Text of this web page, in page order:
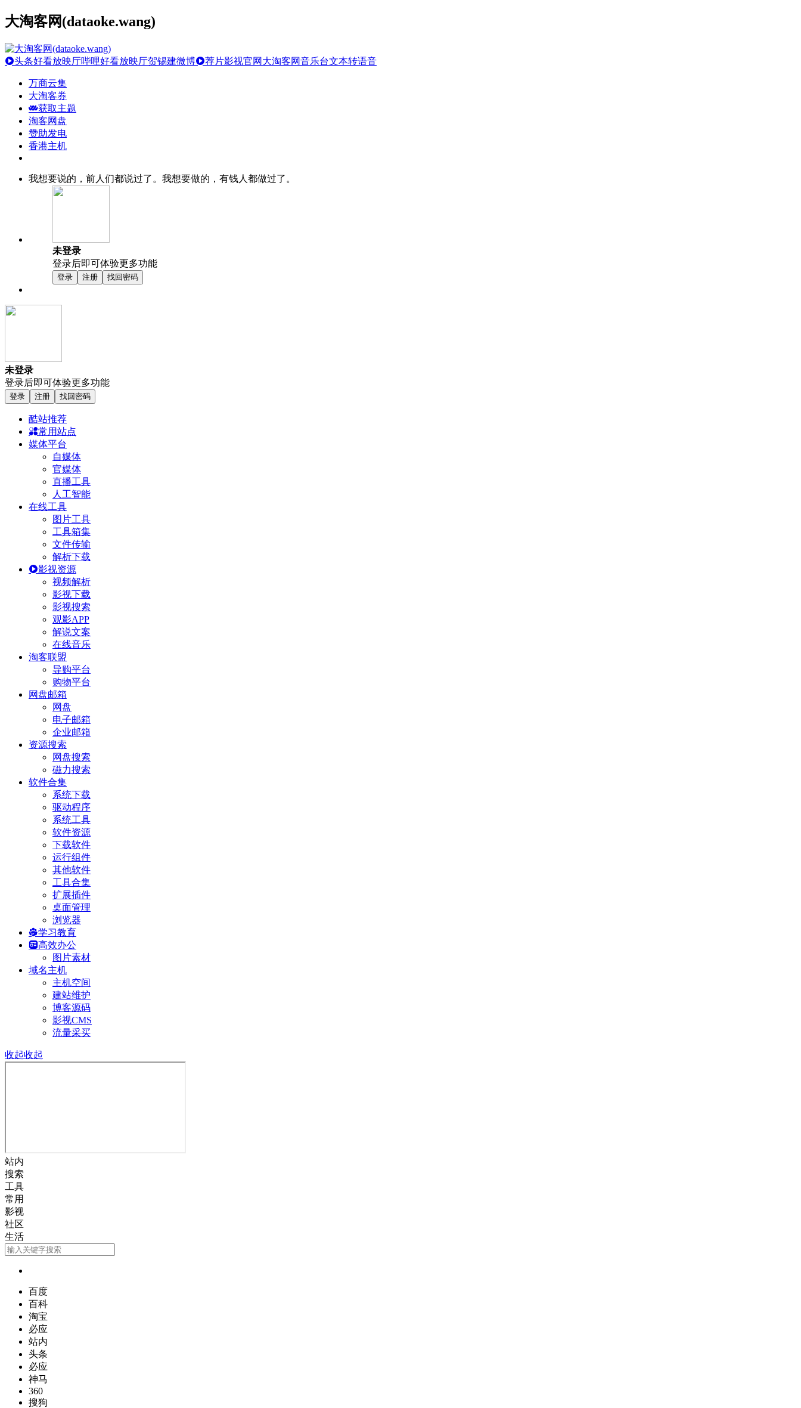
大淘客网(dataoke.wang)
头条好看放映厅哔哩好看放映厅贺锡建微博 荐片影视官网 大淘客网音乐台文本转语音
万商云集
大淘客券
获取主题
淘客网盘
赞助发电
香港主机
我想要说的，前人们都说过了。我想要做的，有钱人都做过了。
未登录
登录后即可体验更多功能
登录 注册 找回密码
未登录
登录后即可体验更多功能
登录 注册 找回密码
酷站推荐
常用站点
媒体平台
自媒体
官媒体
直播工具
人工智能
在线工具
图片工具
工具箱集
文件传输
解析下载
影视资源
视频解析
影视下载
影视搜索
观影APP
解说文案
在线音乐
淘客联盟
导购平台
购物平台
网盘邮箱
网盘
电子邮箱
企业邮箱
资源搜索
网盘搜索
磁力搜索
软件合集
系统下载
驱动程序
系统工具
软件资源
下载软件
运行组件
其他软件
工具合集
扩展插件
桌面管理
浏览器
学习教育
高效办公
图片素材
域名主机
主机空间
建站维护
博客源码
影视CMS
流量采买
收起收起
站内
搜索
工具
常用
影视
社区
生活
百度
百科
淘宝
必应
站内
头条
必应
神马
360
搜狗